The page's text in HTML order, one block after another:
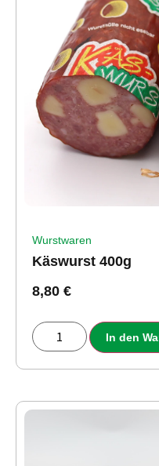
Wurstwaren
Käswurst 400g
8,80 €
In den